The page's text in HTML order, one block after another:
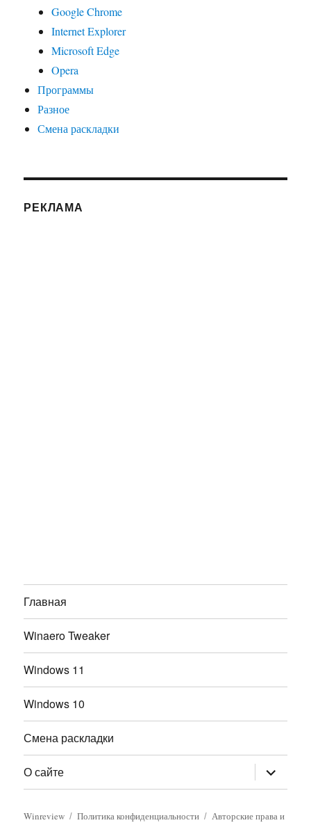
Google Chrome
Internet Explorer
Microsoft Edge
Opera
Программы
Разное
Смена раскладки
РЕКЛАМА
Главная
Winaero Tweaker
Windows 11
Windows 10
Смена раскладки
О сайте раскрыть
дочернее
меню
Winreview Политика конфиденциальности
Авторские права и